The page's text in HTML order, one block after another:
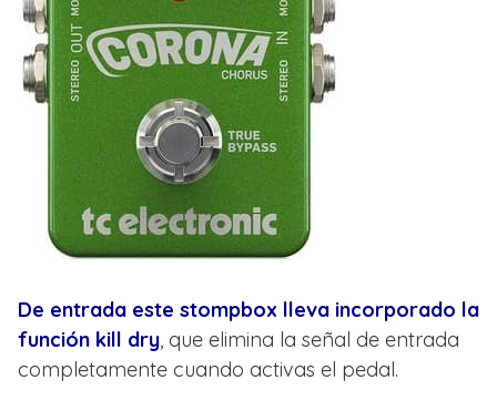
De entrada este stompbox lleva incorporado la
función kill dry , que elimina la señal de entrada
completamente cuando activas el pedal.